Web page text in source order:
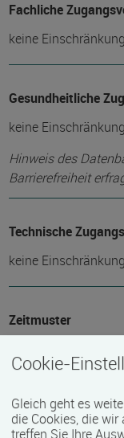
Fachliche
keine
Gesundheitliche
keine
Hinweis des
Barrierefreiheit
Technische
keine
Zeitmuster
Lehr- und Lernform
E-Learning
Cookie-
Gleich geht es
die Cookies, die
treffen Sie Ihre